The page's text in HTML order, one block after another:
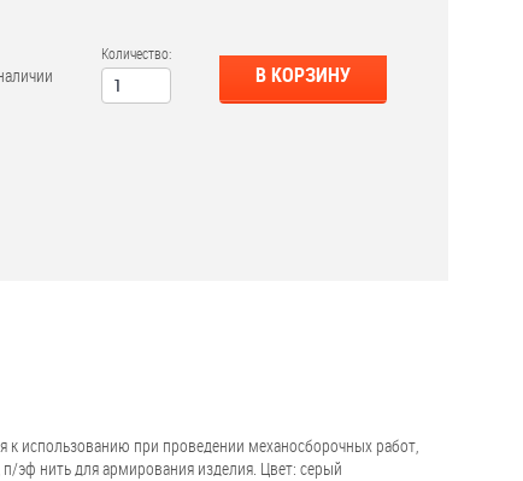
Количество:
В КОРЗИНУ
к использованию при проведении механосборочных работ,
эф нить для армирования изделия. Цвет: серый